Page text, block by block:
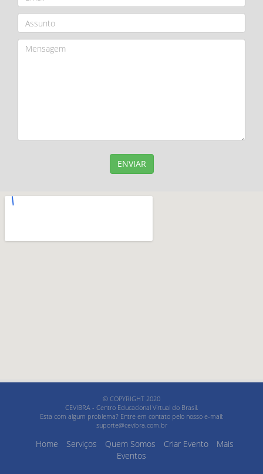
ENVIAR
© COPYRIGHT 2020
CEVIBRA - Centro Educacional Virtual do Brasil.
Esta com algum problema? Entre em contato pelo nosso e-mail:
suporte@cevibra.com.br
Home Serviços Quem Somos Criar Evento
Mais
Eventos